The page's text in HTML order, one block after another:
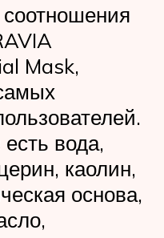
Mask,
вода,
каолин,
основа,